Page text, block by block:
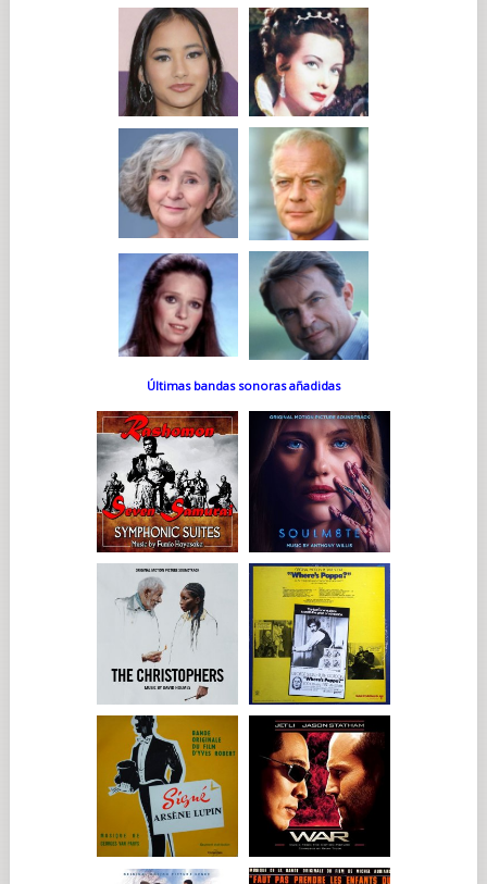
Últimas bandas sonoras añadidas